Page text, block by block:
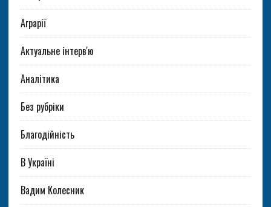
Аграрії
Актуальне інтерв'ю
Аналітика
Без рубріки
Благодійність
В Україні
Вадим Колесник